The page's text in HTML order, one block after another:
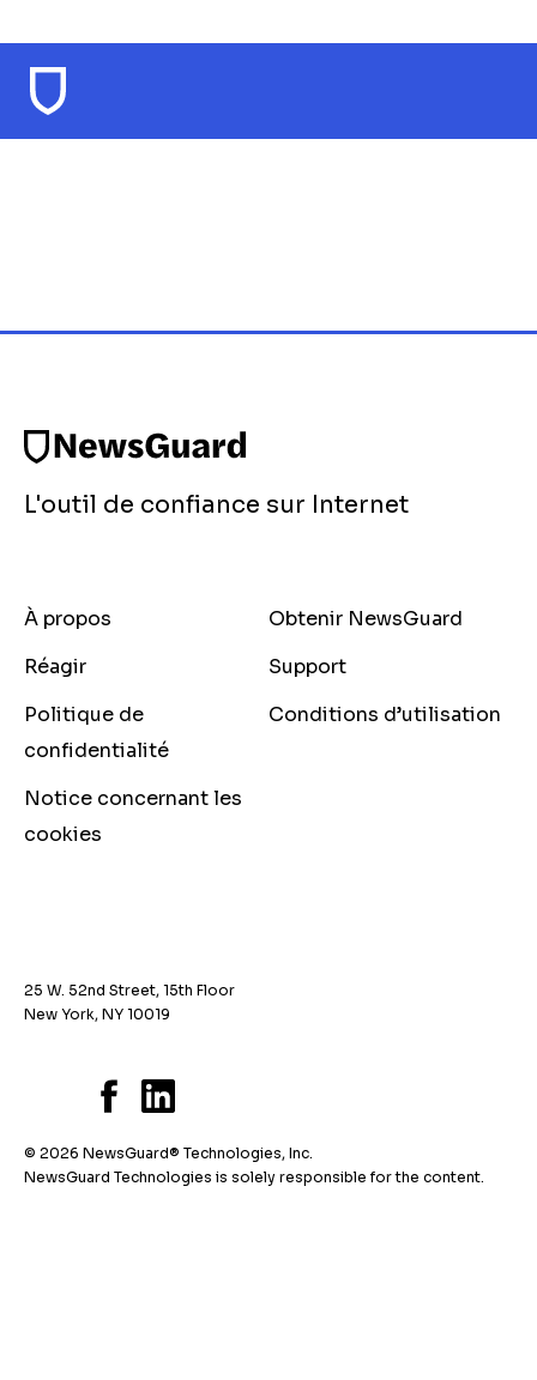
L'outil de confiance sur Internet
À propos
Obtenir NewsGuard
Réagir
Support
Politique de
confidentialité
Conditions d’utilisation
Notice concernant les
cookies
25 W. 52nd Street, 15th Floor
New York, NY 10019
© 2026 NewsGuard® Technologies, Inc.
NewsGuard Technologies is solely responsible for the content.